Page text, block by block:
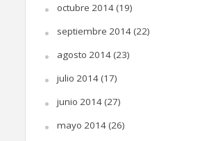
octubre 2014(19)
septiembre 2014(22)
agosto 2014(23)
julio 2014(17)
junio 2014(27)
mayo 2014(26)